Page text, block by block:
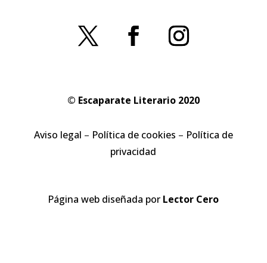
© Escaparate Literario 2020
Aviso legal – Política de cookies – Política de
privacidad
Página web diseñada por Lector Cero